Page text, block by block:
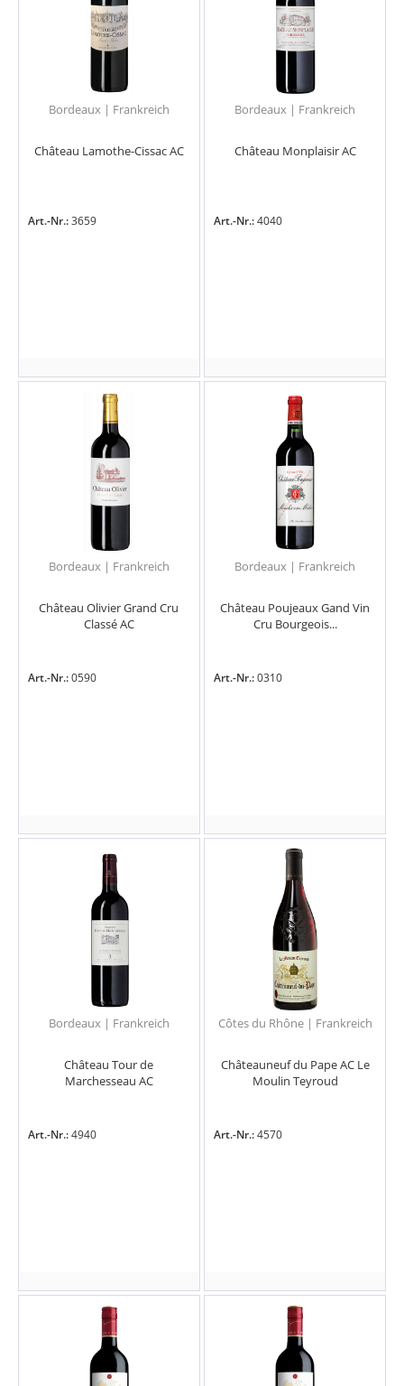
Bordeaux | Frankreich
Château Lamothe-Cissac AC
Art.-Nr.:3659
Bordeaux | Frankreich
Château Monplaisir AC
Art.-Nr.:4040
Bordeaux | Frankreich
Château Olivier Grand Cru
Classé AC
Art.-Nr.:0590
Bordeaux | Frankreich
Château Poujeaux Gand Vin
Cru Bourgeois...
Art.-Nr.:0310
Bordeaux | Frankreich
Château Tour de
Marchesseau AC
Art.-Nr.:4940
Côtes du Rhône | Frankreich
Châteauneuf du Pape AC Le
Moulin Teyroud
Art.-Nr.:4570